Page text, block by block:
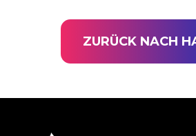
ZURÜCK NACH